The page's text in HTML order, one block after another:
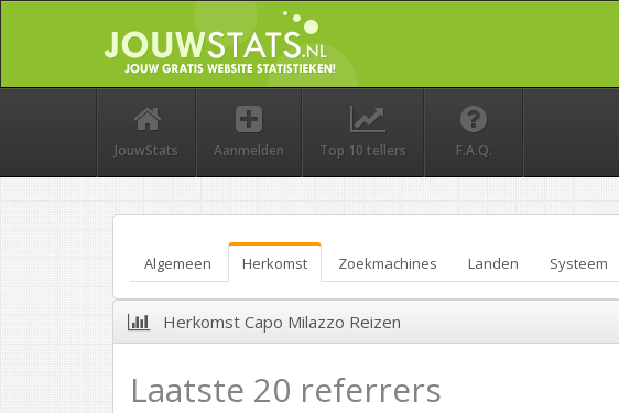
JouwStats Aanmelden Top 10 tellers F.A.Q.
Algemeen Herkomst Zoekmachines Landen Systeem
Herkomst Capo Milazzo Reizen
Laatste 20 referrers